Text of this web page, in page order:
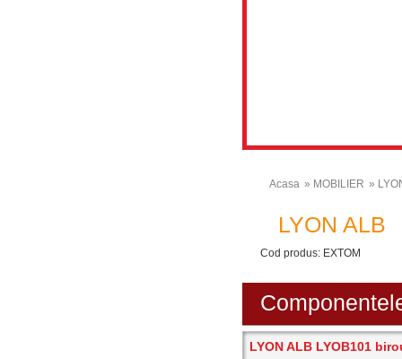
Acasa » MOBILIER »
LYON ALB
Cod produs: EXTOM
LYON ALB LYOB101